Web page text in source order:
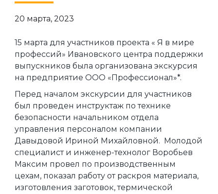
20 марта, 2023
15 марта для участников проекта « Я в мире
профессий» Ивановского центра поддержки
выпускников была организована экскурсия
на предприятие ООО «Профессионал»*.
Перед началом экскурсии для участников
был проведен инструктаж по технике
безопасности начальником отдела
управления персоналом компании
Давыдовой Ириной Михайловной. Молодой
специалист и инженер-технолог Воробьев
Максим провел по производственным
цехам, показал работу от раскроя материала,
изготовления заготовок, термической